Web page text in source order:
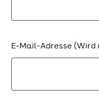
E-Mail-Adresse